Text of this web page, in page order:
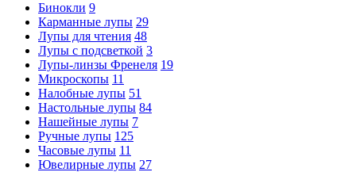
Бинокли 9
Карманные лупы 29
Лупы для чтения 48
Лупы с подсветкой 3
Лупы-линзы Френеля 19
Микроскопы 11
Налобные лупы 51
Настольные лупы 84
Нашейные лупы 7
Ручные лупы 125
Часовые лупы 11
Ювелирные лупы 27